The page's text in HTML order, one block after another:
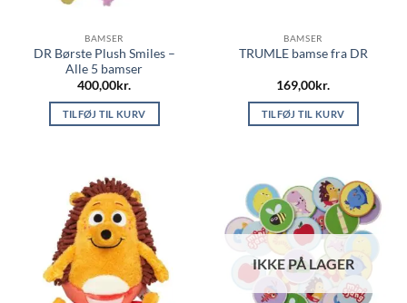
BAMSER
DR Børste Plush Smiles –
Alle 5 bamser
400,00kr.
TILFØJ TIL KURV
BAMSER
TRUMLE bamse fra DR
169,00kr.
TILFØJ TIL KURV
IKKE PÅ LAGER